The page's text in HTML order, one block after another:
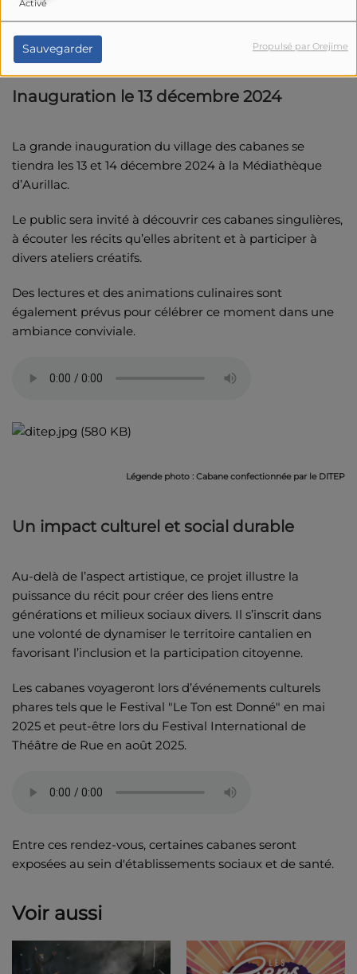
Activé
Sauvegarder Propulsé par Orejime
Inauguration le 13 décembre 2024
La grande inauguration du village des cabanes se
tiendra les 13 et 14 décembre 2024 à la Médiathèque
d’Aurillac.
Le public sera invité à découvrir ces cabanes singulières,
à écouter les récits qu’elles abritent et à participer à
divers ateliers créatifs.
Des lectures et des animations culinaires sont
également prévus pour célébrer ce moment dans une
ambiance conviviale.
Légende photo : Cabane confectionnée par le DITEP
Un impact culturel et social durable
Au-delà de l’aspect artistique, ce projet illustre la
puissance du récit pour créer des liens entre
générations et milieux sociaux divers. Il s’inscrit dans
une volonté de dynamiser le territoire cantalien en
favorisant l’inclusion et la participation citoyenne.
Les cabanes voyageront lors d’événements culturels
phares tels que le Festival "Le Ton est Donné" en mai
2025 et peut-être lors du Festival International de
Théâtre de Rue en août 2025.
Entre ces rendez-vous, certaines cabanes seront
exposées au sein d'établissements sociaux et de santé.
Voir aussi